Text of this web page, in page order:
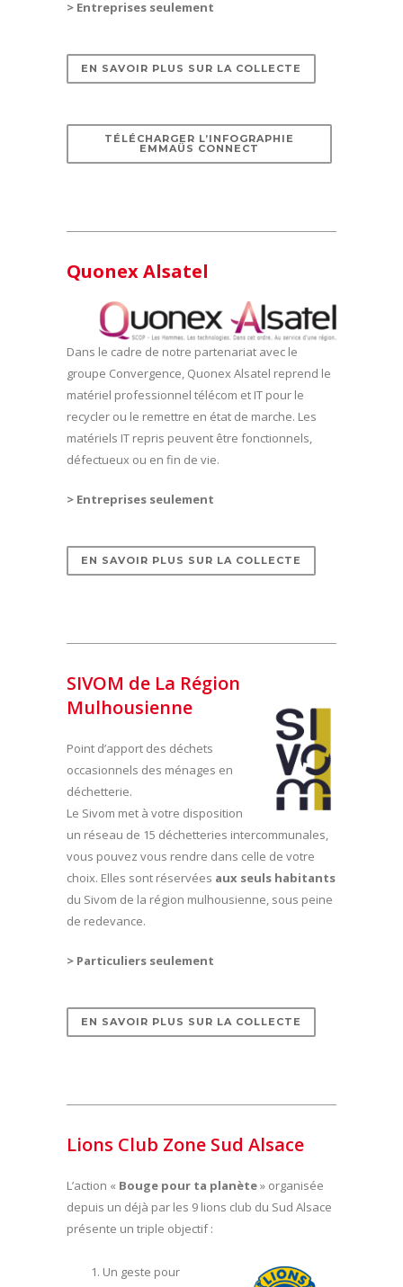
> Entreprises seulement
EN SAVOIR PLUS SUR LA COLLECTE
TÉLÉCHARGER L’INFOGRAPHIE
EMMAÜS CONNECT
Quonex Alsatel
Dans le cadre de notre partenariat avec le
groupe Convergence, Quonex Alsatel reprend le
matériel professionnel télécom et IT pour le
recycler ou le remettre en état de marche. Les
matériels IT repris peuvent être fonctionnels,
défectueux ou en fin de vie.
> Entreprises seulement
EN SAVOIR PLUS SUR LA COLLECTE
SIVOM de La Région
Mulhousienne
Point d’apport des déchets
occasionnels des ménages en
déchetterie.
Le Sivom met à votre disposition
un réseau de 15 déchetteries intercommunales,
vous pouvez vous rendre dans celle de votre
choix. Elles sont réservées aux seuls habitants
du Sivom de la région mulhousienne, sous peine
de redevance.
> Particuliers seulement
EN SAVOIR PLUS SUR LA COLLECTE
Lions Club Zone Sud Alsace
L’action « Bouge pour ta planète» organisée
depuis un déjà par les 9 lions club du Sud Alsace
présente un triple objectif :
Un geste pour